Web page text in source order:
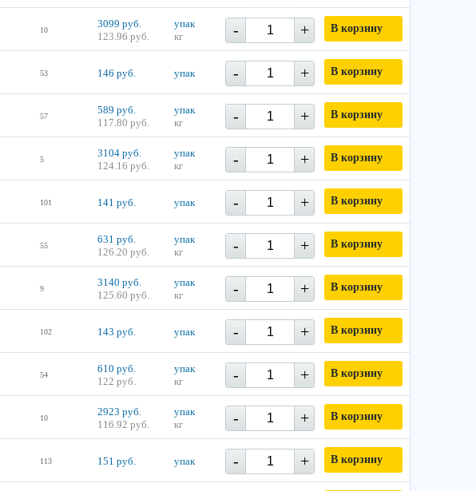
10
3099 руб.
123.96 руб.
упак
кг
- + В корзину
53 146 руб. упак - + В корзину
57
589 руб.
117.80 руб.
упак
кг
- + В корзину
5
3104 руб.
124.16 руб.
упак
кг
- + В корзину
101 141 руб. упак - + В корзину
55
631 руб.
126.20 руб.
упак
кг
- + В корзину
9
3140 руб.
125.60 руб.
упак
кг
- + В корзину
102 143 руб. упак - + В корзину
54
610 руб.
122 руб.
упак
кг
- + В корзину
10
2923 руб.
116.92 руб.
упак
кг
- + В корзину
113 151 руб. упак - + В корзину